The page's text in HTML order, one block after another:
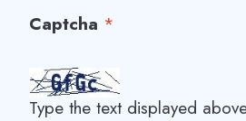
Captcha *
Type the text displayed